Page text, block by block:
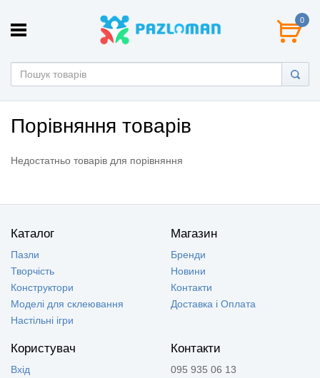
0
Порівняння товарів
Недостатньо товарів для порівняння
Каталог
Пазли
Творчість
Конструктори
Моделі для склеювання
Настільні ігри
Магазин
Бренди
Новини
Контакти
Доставка і Оплата
Користувач
Вхід
Контакти
095 935 06 13